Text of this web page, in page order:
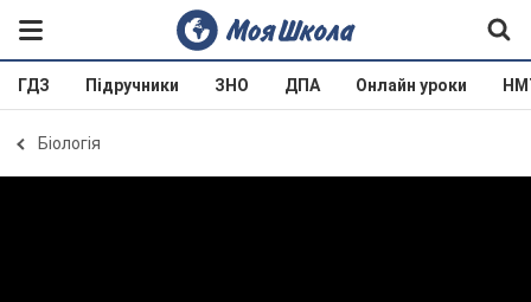
ГДЗ Підручники ЗНО ДПА Онлайн уроки
Біологія